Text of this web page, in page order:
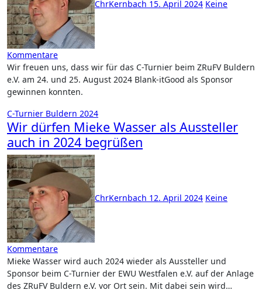
ChrKernbach 15. April 2024 Keine
Kommentare
Wir freuen uns, dass wir für das C-Turnier beim ZRuFV Buldern
e.V. am 24. und 25. August 2024 Blank-itGood als Sponsor
gewinnen konnten.
C-Turnier Buldern 2024
Wir dürfen Mieke Wasser als Aussteller
auch in 2024 begrüßen
ChrKernbach 12. April 2024 Keine
Kommentare
Mieke Wasser wird auch 2024 wieder als Aussteller und
Sponsor beim C-Turnier der EWU Westfalen e.V. auf der Anlage
des ZRuFV Buldern e.V. vor Ort sein. Mit dabei sein wird…